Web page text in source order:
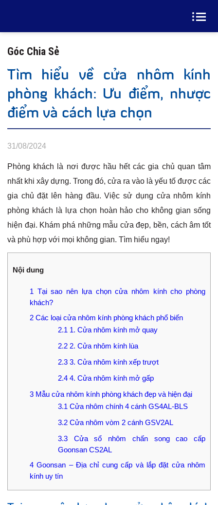
Góc Chia Sẻ
Tìm hiểu về cửa nhôm kính
phòng khách: Ưu điểm, nhược
điểm và cách lựa chọn
31/08/2024
Phòng khách là nơi được hầu hết các gia chủ quan tâm
nhất khi xây dựng. Trong đó, cửa ra vào là yếu tố được các
gia chủ đặt lên hàng đầu. Việc sử dụng cửa nhôm kính
phòng khách là lựa chọn hoàn hảo cho không gian sống
hiện đại. Khám phá những mẫu cửa đẹp, bền, cách âm tốt
và phù hợp với mọi không gian. Tìm hiểu ngay!
Nội dung
1 Tại sao nên lựa chọn cửa nhôm kính cho phòng
khách?
2 Các loại cửa nhôm kính phòng khách phổ biến
2.1 1. Cửa nhôm kính mở quay
2.22. Cửa nhôm kính lùa
2.33. Cửa nhôm kính xếp trượt
2.44. Cửa nhôm kính mở gấp
3 Mẫu cửa nhôm kính phòng khách đẹp và hiện đại
3.1 Cửa nhôm chính 4 cánh GS4AL-BLS
3.2Cửa nhôm vòm 2 cánh GSV2AL
3.3Cửa sổ nhôm chấn song cao cấp
Goonsan CS2AL
4 Goonsan – Địa chỉ cung cấp và lắp đặt cửa nhôm
kính uy tín